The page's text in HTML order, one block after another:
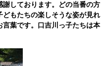
しております。どの当番の方
もたちの楽しそうな姿が見れ
葉です。口吉川っ子たちは本